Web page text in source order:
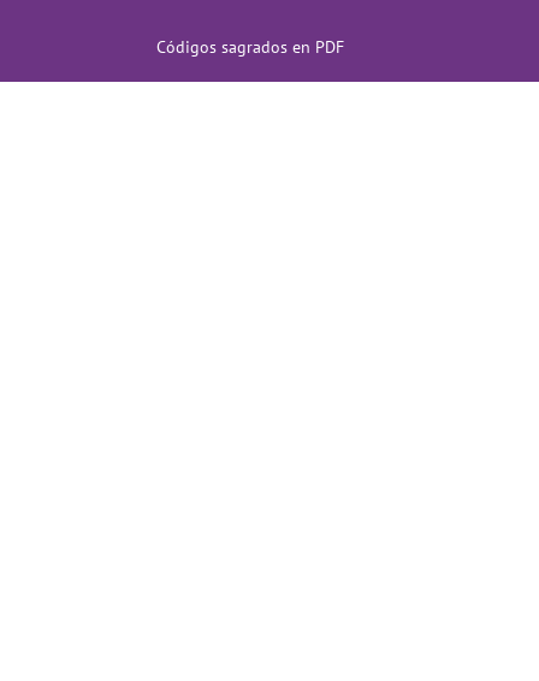
Códigos sagrados en PDF